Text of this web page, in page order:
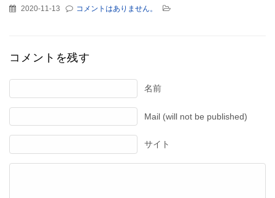
2020-11-13 コメントはありません。
コメントを残す
名前
Mail (will not be published)
サイト